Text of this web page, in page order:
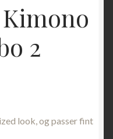
2
look, og passer fint